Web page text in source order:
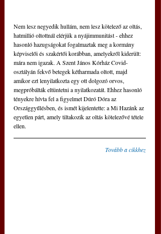
Nem lesz negyedik hullám, nem lesz kötelező az oltás,
hatmillió oltottnál elérjük a nyájimmunitást - ehhez
hasonló hazugságokat fogalmaztak meg a kormány
képviselői és szakértői korábban, amelyekről kiderült:
mára nem igazak. A Szent János Kórház Covid-
osztályán fekvő betegek kétharmada oltott, majd
amikor ezt lenyilatkozta egy ott dolgozó orvos,
megpróbálták eltüntetni a nyilatkozatát. Ehhez hasonló
tényekre hívta fel a figyelmet Dúró Dóra az
Országgyűlésben, és ismét kijelentette: a Mi Hazánk az
egyetlen párt, amely tiltakozik az oltás kötelezővé tétele
ellen.
Tovább a cikkhez